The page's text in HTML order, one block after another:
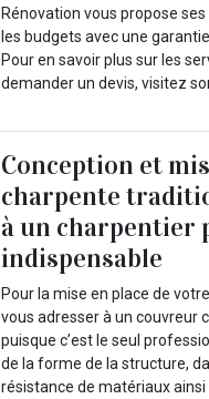
Rénovation vous propose
les budgets avec une
Pour en savoir plus sur les
demander un devis, visitez
Conception et
charpente
à un charpentier
indispensable
Pour la mise en place de
vous adresser à un couvreur
puisque c’est le seul
de la forme de la structure,
résistance de matériaux